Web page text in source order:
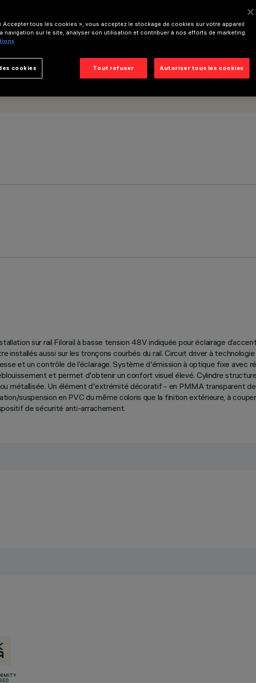
sur rail Filorail à basse tension 48V indiquée pour éclairage
aussi sur les tronçons courbés du rail. Circuit driver à
et un contrôle de l’éclairage. Système d'émission à optique fixe avec
et permet d'obtenir un confort visuel élevé. Cylindre
métallisée. Un élément d'extrémité décoratif - en PMMA transparent
suspension en PVC du même coloris que la finition extérieure, à
de sécurité anti-arrachement.
Accepter tous les cookies », vous acceptez le stockage de cookies sur votre appareil
navigation sur le site, analyser son utilisation et contribuer à nos efforts de marketing.
Tout refuser Autoriser tous les cookies
cookies